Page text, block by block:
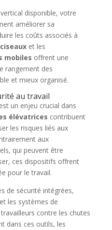
disponible, votre
améliorer sa
les coûts associés à
et les
mobiles offrent une
rangement des
et mieux organisé.
au travail
un enjeu crucial dans
élévatrices contribuent
les risques liés aux
aux
qui peuvent être
ces dispositifs offrent
pour le travail.
de sécurité intégrées,
les systèmes de
contre les chutes
dans ces outils, les